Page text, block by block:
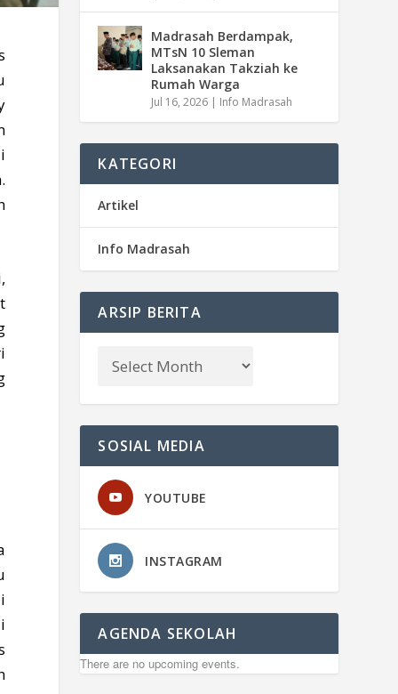
Madrasah Berdampak,
MTsN 10 Sleman
Laksanakan Takziah ke
Rumah Warga
Jul 16, 2026 | Info Madrasah
KATEGORI
Artikel
Info Madrasah
ARSIP BERITA
SOSIAL MEDIA
YOUTUBE
INSTAGRAM
AGENDA SEKOLAH
There are no upcoming events.